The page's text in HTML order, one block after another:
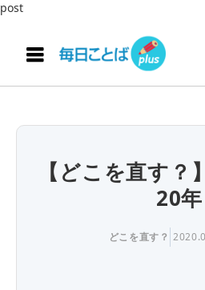
post
【どこを直す？
20年
どこを直す？